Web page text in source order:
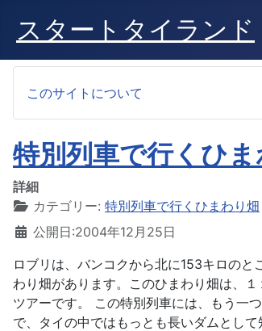
スタートタイランド
このサイトについて
特別列車で行くひ
詳細
カテゴリー: 特別列車で行くひまわり畑
公開日:2004年12月25日
ロブリは、バンコクから北に153キロの
わり畑があります。このひまわり畑は、
ツアーです。 この特別列車には、もう一
で、タイの中ではもっとも長いダムとし